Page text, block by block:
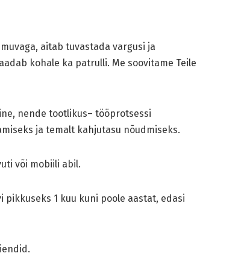
aitab tuvastada vargusi ja
kohale ka patrulli. Me soovitame Teile
nende tootlikus– tööprotsessi
ja temalt kahjutasu nõudmiseks.
või mobiili abil.
1 kuu kuni poole aastat, edasi